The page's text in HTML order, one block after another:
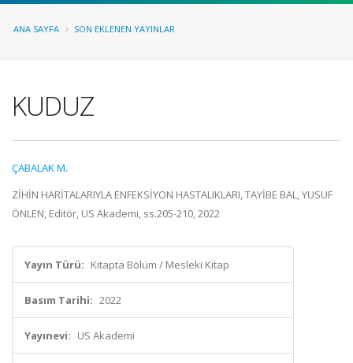
ANA SAYFA SON EKLENEN YAYINLAR
KUDUZ
ÇABALAK M.
ZİHİN HARİTALARIYLA ENFEKSİYON HASTALIKLARI, TAYİBE BAL, YUSUF
ÖNLEN, Editör, US Akademi, ss.205-210, 2022
Yayın Türü: Kitapta Bölüm / Mesleki Kitap
Basım Tarihi: 2022
Yayınevi: US Akademi